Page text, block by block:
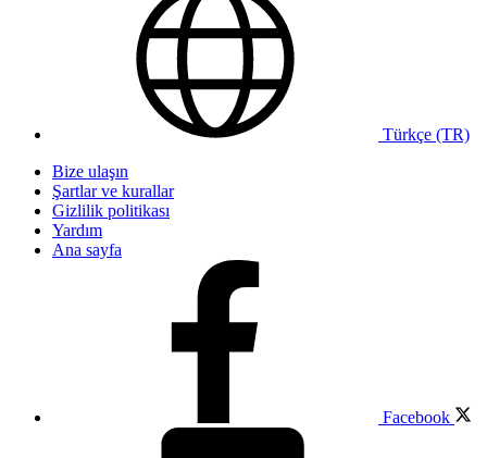
Türkçe (TR)
Bize ulaşın
Şartlar ve kurallar
Gizlilik politikası
Yardım
Ana sayfa
Facebook